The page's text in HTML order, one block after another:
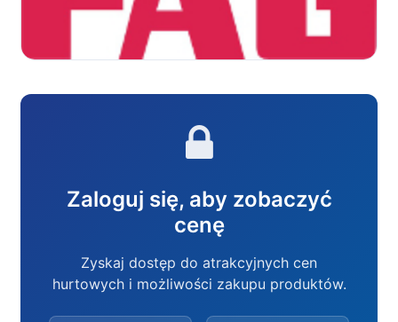
Zaloguj się, aby zobaczyć
cenę
Zyskaj dostęp do atrakcyjnych cen
hurtowych i możliwości zakupu produktów.